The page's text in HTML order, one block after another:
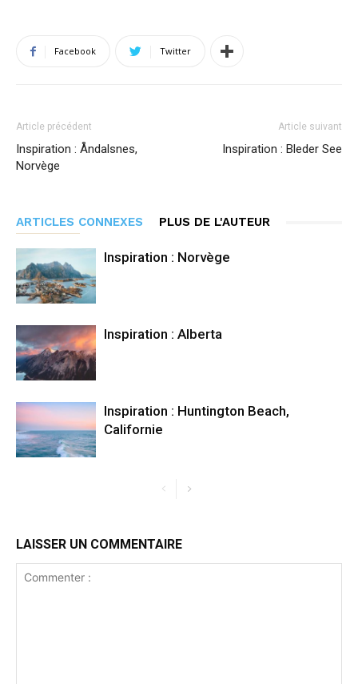
Facebook Twitter
Article précédent
Inspiration : Åndalsnes,
Norvège
Article suivant
Inspiration : Bleder See
ARTICLES CONNEXES PLUS DE L'AUTEUR
Inspiration : Norvège
Inspiration : Alberta
Inspiration : Huntington Beach,
Californie
LAISSER UN COMMENTAIRE